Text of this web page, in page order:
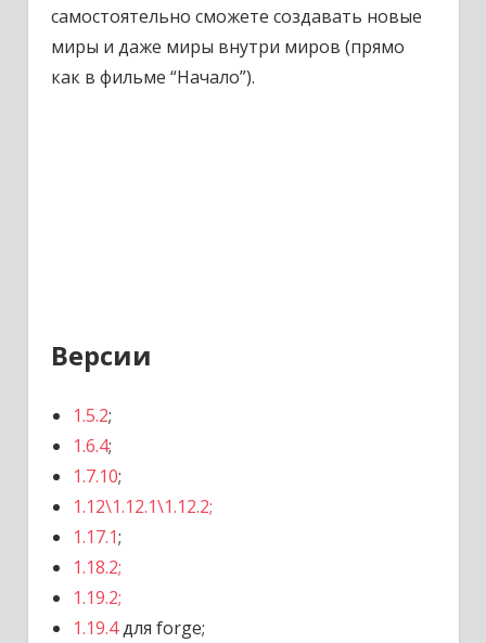
самостоятельно сможете создавать новые
миры и даже миры внутри миров (прямо
как в фильме “Начало”).
Версии
1.5.2;
1.6.4;
1.7.10;
1.12\1.12.1\1.12.2;
1.17.1;
1.18.2;
1.19.2;
1.19.4для forge;